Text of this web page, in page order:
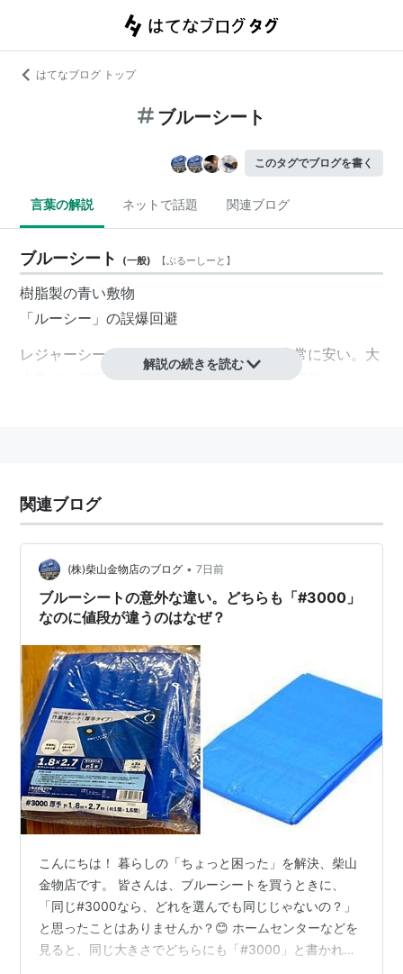
はてなブログ トップ
ブルーシート
このタグでブログを書く
言葉の解説 ネットで話題 関連ブログ
ブルーシート (一般) 【ぶるーしーと 】
樹脂製の青い敷物
「ルーシー」の誤爆回避
レジャーシートより性能は劣るが価格は非常に安い。大
人数での花見などの際には、ビールなどで汚損されても
解説の続きを読む
関連ブログ
(株)柴山金物店のブログ • 7日前
ブルーシートの意外な違い。どちらも「#3000」
なのに値段が違うのはなぜ？
こんにちは！ 暮らしの「ちょっと困った」を解決、柴山
金物店です。 皆さんは、ブルーシートを買うときに、
「同じ#3000なら、どれを選んでも同じじゃないの？」
と思ったことはありませんか？😊 ホームセンターなどを
見ると、同じ大きさでどちらにも「#3000」と書かれて